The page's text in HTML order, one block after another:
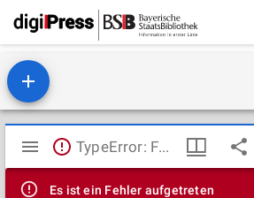
Mirador
Viewer
TypeError: Failed to fetch
Es ist ein Fehler aufgetreten